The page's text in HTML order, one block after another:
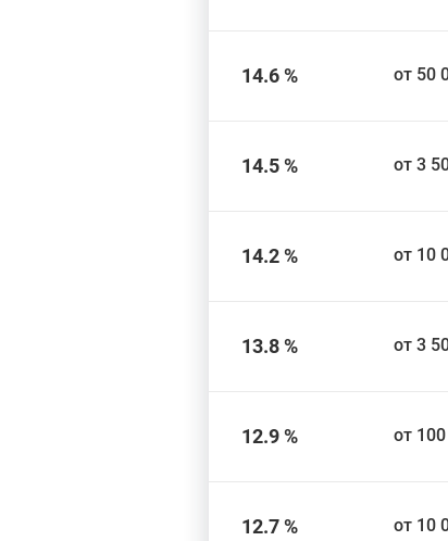
14.6 % от 50
14.5 % от 3
14.2 % от 10
13.8 % от 3
12.9 % от
12.7 % от 10